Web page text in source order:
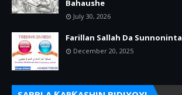
Bahaushe
July 30, 2026
Farillan Sallah Da Sunnoninta
December 20, 2025